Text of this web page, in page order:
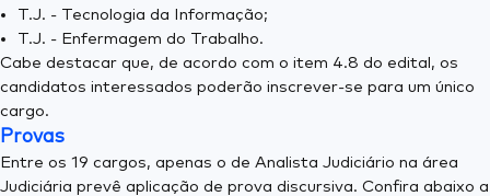
T.J. - Tecnologia da Informação;
T.J. - Enfermagem do Trabalho.
Cabe destacar que, de acordo com o item 4.8 do edital, os
candidatos interessados poderão inscrever-se para um único
cargo.
Provas
Entre os 19 cargos, apenas o de Analista Judiciário na área
Judiciária prevê aplicação de prova discursiva. Confira abaixo a